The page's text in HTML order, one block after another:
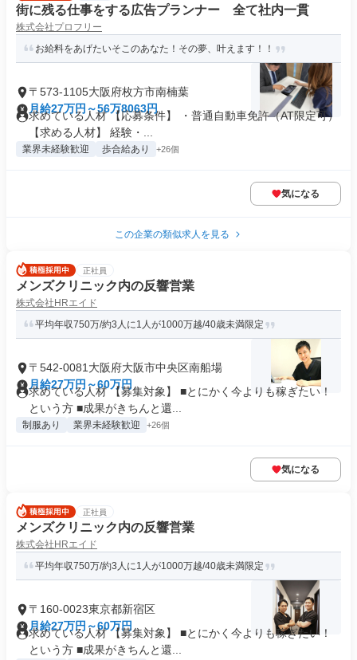
街に残る仕事をする広告プランナー 全て社内一貫
株式会社プロフリー
お給料をあげたいそこのあなた！その夢、叶えます！！
〒573-1105大阪府枚方市南楠葉
月給27万円～56万8063円
求めている人材 【応募条件】 ・普通自動車免許（AT限定可）
【求める人材】 経験・...
業界未経験歓迎 歩合給あり +26個
気になる
この企業の類似求人を見る
正社員
メンズクリニック内の反響営業
株式会社HRエイド
平均年収750万/約3人に1人が1000万越/40歳未満限定
〒542-0081大阪府大阪市中央区南船場
月給27万円～60万円
求めている人材 【募集対象】 ■とにかく今よりも稼ぎたい！
という方 ■成果がきちんと還...
制服あり 業界未経験歓迎 +26個
気になる
正社員
メンズクリニック内の反響営業
株式会社HRエイド
平均年収750万/約3人に1人が1000万越/40歳未満限定
〒160-0023東京都新宿区
月給27万円～60万円
求めている人材 【募集対象】 ■とにかく今よりも稼ぎたい！
という方 ■成果がきちんと還...